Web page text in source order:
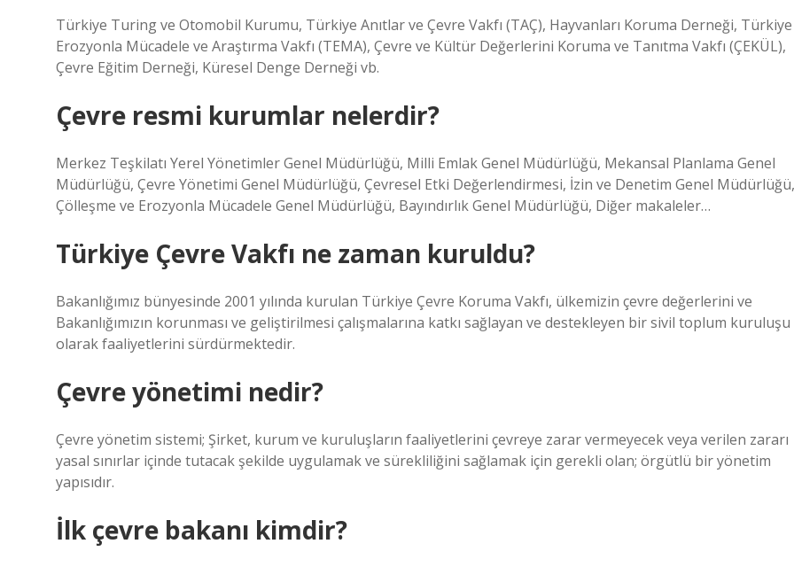
Türkiye Turing ve Otomobil Kurumu, Türkiye Anıtlar ve Çevre Vakfı (TAÇ), Hayvanları Koruma Derneği, Türkiye
Erozyonla Mücadele ve Araştırma Vakfı (TEMA), Çevre ve Kültür Değerlerini Koruma ve Tanıtma Vakfı (ÇEKÜL),
Çevre Eğitim Derneği, Küresel Denge Derneği vb.
Çevre resmi kurumlar nelerdir?
Merkez Teşkilatı Yerel Yönetimler Genel Müdürlüğü, Milli Emlak Genel Müdürlüğü, Mekansal Planlama Genel
Müdürlüğü, Çevre Yönetimi Genel Müdürlüğü, Çevresel Etki Değerlendirmesi, İzin ve Denetim Genel Müdürlüğü,
Çölleşme ve Erozyonla Mücadele Genel Müdürlüğü, Bayındırlık Genel Müdürlüğü, Diğer makaleler…
Türkiye Çevre Vakfı ne zaman kuruldu?
Bakanlığımız bünyesinde 2001 yılında kurulan Türkiye Çevre Koruma Vakfı, ülkemizin çevre değerlerini ve
Bakanlığımızın korunması ve geliştirilmesi çalışmalarına katkı sağlayan ve destekleyen bir sivil toplum kuruluşu
olarak faaliyetlerini sürdürmektedir.
Çevre yönetimi nedir?
Çevre yönetim sistemi; Şirket, kurum ve kuruluşların faaliyetlerini çevreye zarar vermeyecek veya verilen zararı
yasal sınırlar içinde tutacak şekilde uygulamak ve sürekliliğini sağlamak için gerekli olan; örgütlü bir yönetim
yapısıdır.
İlk çevre bakanı kimdir?